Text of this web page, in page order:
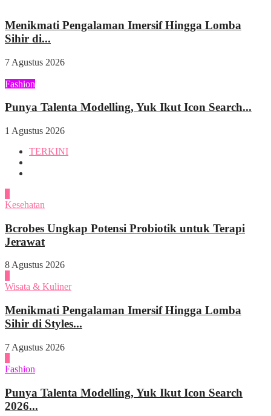
Menikmati Pengalaman Imersif Hingga Lomba
Sihir di...
7 Agustus 2026
Fashion
Punya Talenta Modelling, Yuk Ikut Icon Search...
1 Agustus 2026
TERKINI
Kesehatan
Bcrobes Ungkap Potensi Probiotik untuk Terapi
Jerawat
8 Agustus 2026
Wisata & Kuliner
Menikmati Pengalaman Imersif Hingga Lomba
Sihir di Styles...
7 Agustus 2026
Fashion
Punya Talenta Modelling, Yuk Ikut Icon Search
2026...